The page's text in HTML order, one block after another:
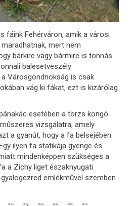
fáink Fehérváron, amik a városi
mert nem
bárkire vagy bármire is tonnás
balesetveszély
Városgondnokság is csak
vág ki fákat, ezt is kizárólag
esetében a törzs kongó
vizsgálatra, amely
a gyanút, hogy a fa belsejében
ilyen fa statikája gyenge és
mindenképpen szükséges a
a Zichy liget északnyugati
emlékművel szemben